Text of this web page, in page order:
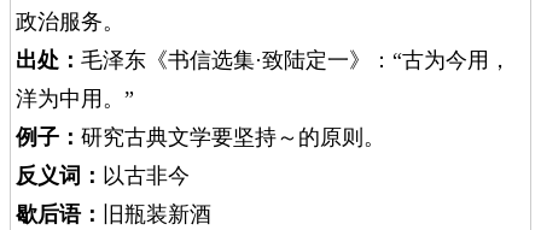
政治服务。
出处： 毛泽东《书信选集·致陆定一》：“古为今用，
洋为中用。”
例子： 研究古典文学要坚持～的原则。
反义词： 以古非今
歇后语：
旧瓶装新酒